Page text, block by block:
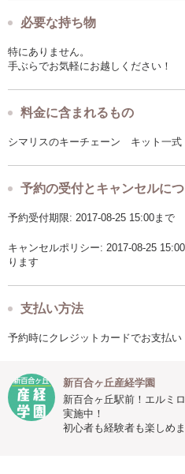
必要な持ち物
特にありません。
手ぶらでお気軽にお越しください！
料金に含まれるもの
シマリスのキーチェーン キット一式
予約の受付とキャンセルに
予約受付期限: 2017-08-25 15:00まで
キャンセルポリシー: 2017-08-25
ります
支払い方法
予約時にクレジットカードでお支払い
新百合ヶ丘産経学園
新百合ヶ丘駅前！エルミ
実施中！
初心者も経験者も楽しめ